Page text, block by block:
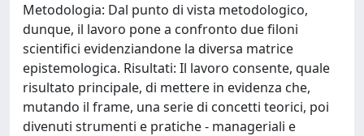
Metodologia: Dal punto di vista metodologico,
dunque, il lavoro pone a confronto due filoni
scientifici evidenziandone la diversa matrice
epistemologica. Risultati: Il lavoro consente, quale
risultato principale, di mettere in evidenza che,
mutando il frame, una serie di concetti teorici, poi
divenuti strumenti e pratiche - manageriali e